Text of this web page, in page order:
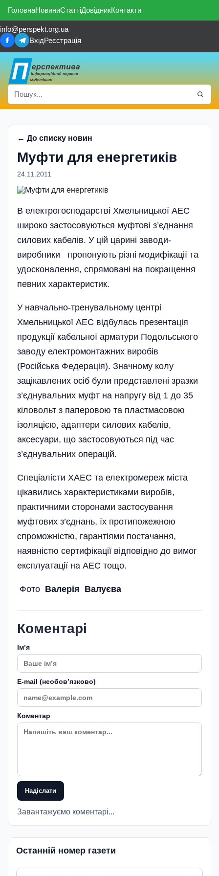
ГоловнаНовиниСтаттіДовідникКонтакти
info@perspekt.org.ua
ВхідРеєстрація
← До списку новин
Муфти для енергетиків
24.11.2011
В електрогосподарстві Хмельницької АЕС
широко застосовуються муфтові з’єднання
силових кабелів. У цій царині заводи-
виробники пропонують різні модифікації та
удосконалення, спрямовані на покращення
певних характеристик.
У навчально-тренувальному центрі
Хмельницької АЕС відбулась презентація
продукції кабельної арматури Подольського
заводу електромонтажних виробів
(Російська Федерація). Значному колу
зацікавлених осіб були представлені зразки
з’єднувальних муфт на напругу від 1 до 35
кіловольт з паперовою та пластмасовою
ізоляцією, адаптери силових кабелів,
аксесуари, що за­стосовуються під час
з’єднувальних операцій.
Спеціалісти ХАЕС та електромереж міста
цікавились характеристиками виробів,
практичними сторонами застосування
муфтових з’єднань, їх протипожежною
спроможністю, гарантіями постачання,
наявністю сертифікації відповідно до вимог
експлуатації на АЕС тощо.
Фото Валерія Валуєва
Коментарі
Імʼя
E-mail (необовʼязково)
Коментар
Надіслати
Завантажуємо коментарі...
Останній номер газети